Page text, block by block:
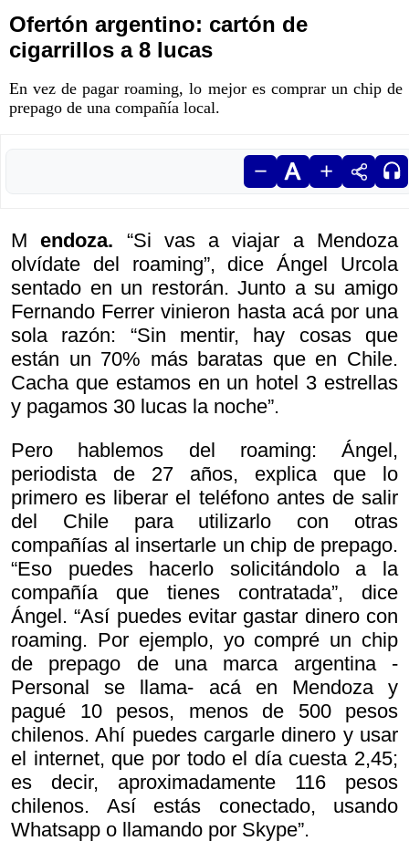
Ofertón argentino: cartón de
cigarrillos a 8 lucas
En vez de pagar roaming, lo mejor es comprar un chip de
prepago de una compañía local.
Mendoza. “Si vas a viajar a Mendoza
olvídate del roaming”, dice Ángel Urcola
sentado en un restorán. Junto a su amigo
Fernando Ferrer vinieron hasta acá por una
sola razón: “Sin mentir, hay cosas que
están un 70% más baratas que en Chile.
Cacha que estamos en un hotel 3 estrellas
y pagamos 30 lucas la noche”.
Pero hablemos del roaming: Ángel,
periodista de 27 años, explica que lo
primero es liberar el teléfono antes de salir
del Chile para utilizarlo con otras
compañías al insertarle un chip de prepago.
“Eso puedes hacerlo solicitándolo a la
compañía que tienes contratada”, dice
Ángel. “Así puedes evitar gastar dinero con
roaming. Por ejemplo, yo compré un chip
de prepago de una marca argentina -
Personal se llama- acá en Mendoza y
pagué 10 pesos, menos de 500 pesos
chilenos. Ahí puedes cargarle dinero y usar
el internet, que por todo el día cuesta 2,45;
es decir, aproximadamente 116 pesos
chilenos. Así estás conectado, usando
Whatsapp o llamando por Skype”.